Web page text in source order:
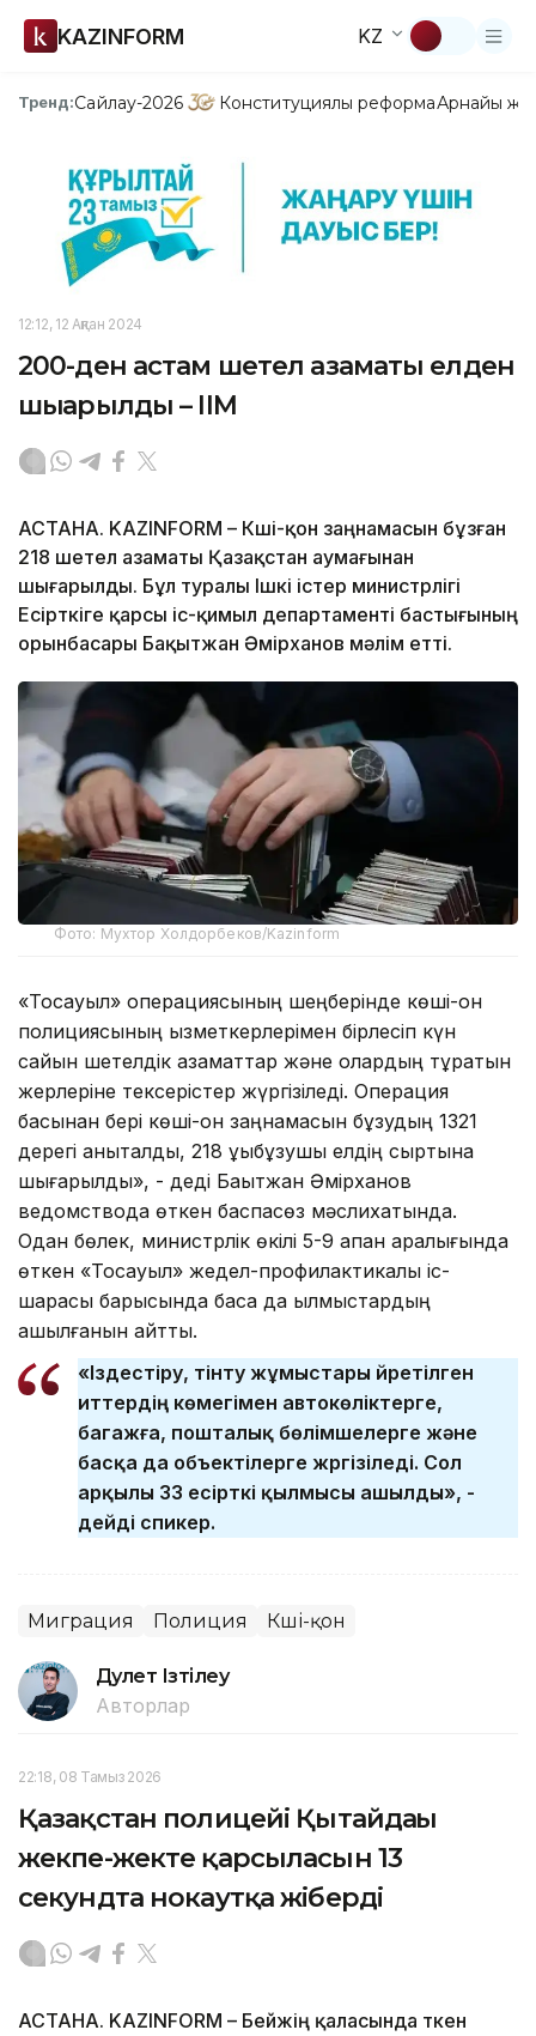
KAZINFORM KZ
Тренд:Сайлау-2026 Конституциялық реформаАрнайы
12:12, 12 Ақпан 2024
200-ден астам шетел азаматы елден
шығарылды – ІІМ
АСТАНА. KAZINFORM – Көші-қон заңнамасын бұзған
218 шетел азаматы Қазақстан аумағынан
шығарылды. Бұл туралы Ішкі істер министрлігі
Есірткіге қарсы іс-қимыл департаменті бастығының
орынбасары Бақытжан Әмірханов мәлім етті.
Фото: Мухтор Холдорбеков/Kazinform
«Тосқауыл» операциясының шеңберінде көші-қон
полициясының қызметкерлерімен бірлесіп күн
сайын шетелдік азаматтар және олардың тұратын
жерлеріне тексерістер жүргізіледі. Операция
басынан бері көші-қон заңнамасын бұзудың 1321
дерегі анықталды, 218 құқықбұзушы елдің сыртына
шығарылды», - деді Бақытжан Әмірханов
ведомствода өткен баспасөз мәслихатында.
Одан бөлек, министрлік өкілі 5-9 ақпан аралығында
өткен «Тосқауыл» жедел-профилактикалық іс-
шарасы барысында басқа да қылмыстардың
ашылғанын айтты.
«Іздестіру, тінту жұмыстары үйретілген
иттердің көмегімен автокөліктерге,
багажға, пошталық бөлімшелерге және
басқа да объектілерге жүргізіледі. Сол
арқылы 33 есірткі қылмысы ашылды», -
дейді спикер.
Миграция Полиция Көші-қон
Дәулет Ізтілеу
Авторлар
22:18, 08 Тамыз 2026
Қазақстан полицейі Қытайдағы
жекпе-жекте қарсыласын 13
секундта нокаутқа жіберді
АСТАНА. KAZINFORM – Бейжің қаласында өткен